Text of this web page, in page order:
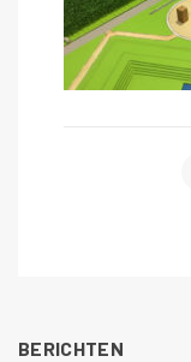
BERICHTEN